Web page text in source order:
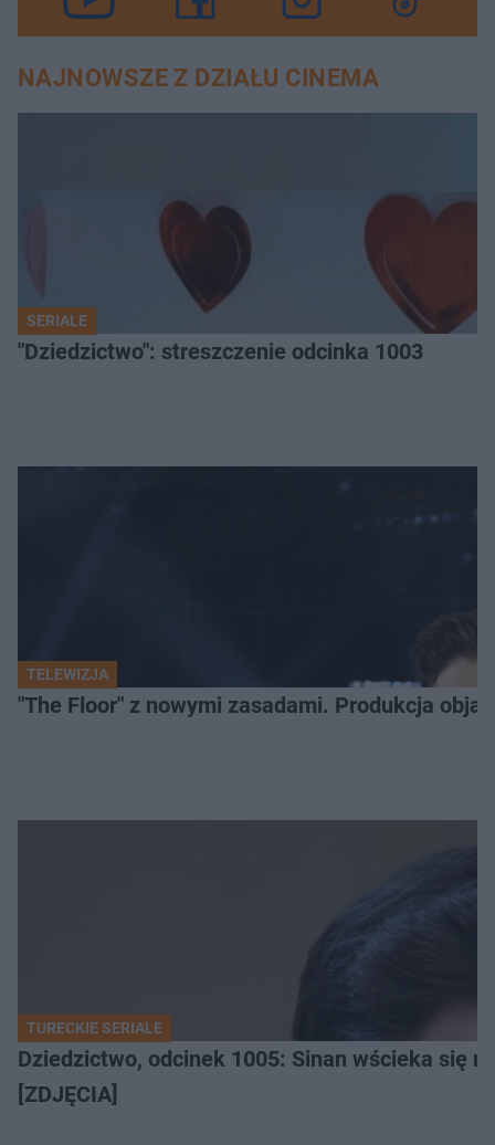
NAJNOWSZE Z DZIAŁU CINEMA
SERIALE
"Dziedzictwo": streszczenie odcinka 1003
TELEWIZJA
"The Floor" z nowymi zasadami. Produkcja
TURECKIE SERIALE
Dziedzictwo, odcinek 1005: Sinan wścieka się
[ZDJĘCIA]